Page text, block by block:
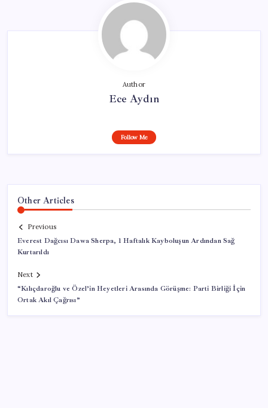
Author
Ece Aydın
Follow Me
Other Articles
Previous
Everest Dağcısı Dawa Sherpa, 1 Haftalık Kayboluşun Ardından Sağ
Kurtarıldı
Next
“Kılıçdaroğlu ve Özel’in Heyetleri Arasında Görüşme: Parti Birliği İçin
Ortak Akıl Çağrısı”